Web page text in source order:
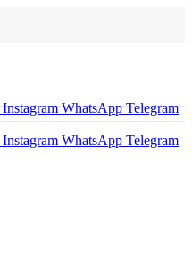
Instagram WhatsApp Telegram
Instagram WhatsApp Telegram